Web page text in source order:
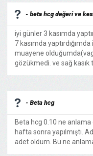
- beta hcg değeri ve
iyi günler 3 kasımda
7 kasımda
muayene
gözükmedi. ve sağ kasık t
- Beta hcg
Beta hcg 0.10 ne
hafta sonra yapılmıştı.
adet oldum. Bu ne